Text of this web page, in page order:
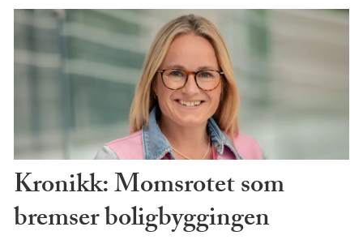
Kronikk: Momsrotet som
bremser boligbyggingen